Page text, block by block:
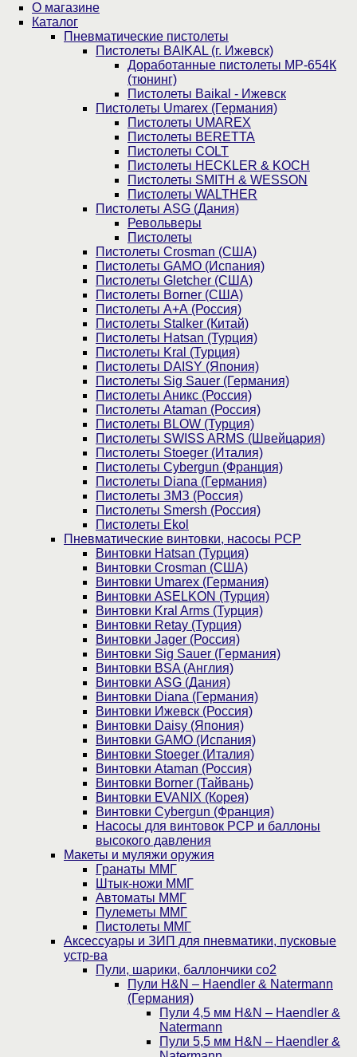
О магазине
Каталог
Пнев­ма­ти­чес­кие пистолеты
Пистолеты BAIKAL (г. Ижевск)
Доработанные пистолеты МР-654К
(тюнинг)
Пистолеты Baikal - Ижевск
Пистолеты Umarex (Германия)
Пистолеты UMAREX
Пистолеты BERETTA
Пистолеты COLT
Пистолеты HECKLER & KOCH
Пистолеты SMITH & WESSON
Пистолеты WALTHER
Пистолеты ASG (Дания)
Револьверы
Пистолеты
Пистолеты Crosman (США)
Пистолеты GAMO (Испания)
Пистолеты Gletcher (США)
Пистолеты Borner (США)
Пистолеты А+А (Россия)
Пистолеты Stalker (Китай)
Пистолеты Hatsan (Турция)
Пистолеты Kral (Турция)
Пистолеты DAISY (Япония)
Пистолеты Sig Sauer (Германия)
Пистолеты Аникс (Россия)
Пистолеты Ataman (Россия)
Пистолеты BLOW (Турция)
Пистолеты SWISS ARMS (Швейцария)
Пистолеты Stoeger (Италия)
Пистолеты Cybergun (Франция)
Пистолеты Diana (Германия)
Пистолеты ЗМЗ (Россия)
Пистолеты Smersh (Россия)
Пистолеты Ekol
Пневматические винтовки, насосы PCP
Винтовки Hatsan (Турция)
Винтовки Crosman (США)
Винтовки Umarex (Германия)
Винтовки ASELKON (Турция)
Винтовки Kral Arms (Турция)
Винтовки Retay (Турция)
Винтовки Jager (Россия)
Винтовки Sig Sauer (Германия)
Винтовки BSA (Англия)
Винтовки ASG (Дания)
Винтовки Diana (Германия)
Винтовки Ижевск (Россия)
Винтовки Daisy (Япония)
Винтовки GAMO (Испания)
Винтовки Stoeger (Италия)
Винтовки Ataman (Россия)
Винтовки Borner (Тайвань)
Винтовки EVANIX (Корея)
Винтовки Cybergun (Франция)
Насосы для винтовок PCP и баллоны
высокого давления
Макеты и муляжи оружия
Гранаты ММГ
Штык-ножи ММГ
Автоматы ММГ
Пулеметы ММГ
Пистолеты ММГ
Аксессуары и ЗИП для пневматики, пусковые
устр-ва
Пули, шарики, баллончики со2
Пули H&N – Haendler & Natermann
(Германия)
Пули 4,5 мм H&N – Haendler &
Natermann
Пули 5,5 мм H&N – Haendler &